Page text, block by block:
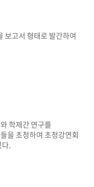
보고서 형태로 발간하여
학제간 연구를
을 초청하여 초청강연회
.